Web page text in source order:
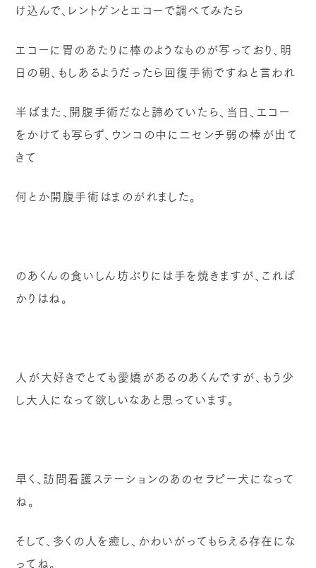
け込んで、レントゲンとエコーで調べてみたら
エコーに胃のあたりに棒のようなものが写っており、明
日の朝、もしあるようだったら回復手術ですねと言われ
半ばまた、開腹手術だなと諦めていたら、当日、エコー
をかけても写らず、ウンコの中に二センチ弱の棒が出て
きて
何とか開腹手術はまのがれました。
のあくんの食いしん坊ぶりには手を焼きますが、これば
かりはね。
人が大好きでとても愛嬌があるのあくんですが、もう少
し大人になって欲しいなあと思っています。
早く、訪問看護ステーションのあのセラピー犬になって
ね。
そして、多くの人を癒し、かわいがってもらえる存在にな
ってね。